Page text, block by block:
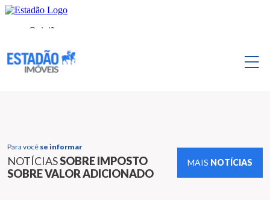
Para você se informar
NOTÍCIASSOBRE IMPOSTO
SOBRE VALOR ADICIONADO
MAIS NOTÍCIAS